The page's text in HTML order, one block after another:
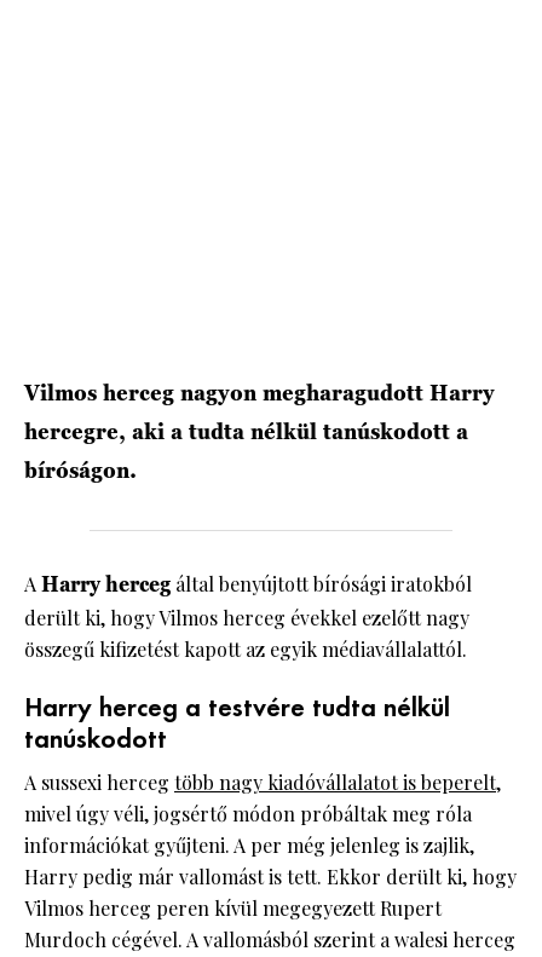
Vilmos herceg nagyon megharagudott Harry
hercegre, aki a tudta nélkül tanúskodott a
bíróságon.
AHarry herceg által benyújtott bírósági iratokból
derült ki, hogy Vilmos herceg évekkel ezelőtt nagy
összegű kifizetést kapott az egyik médiavállalattól.
Harry herceg a testvére tudta nélkül
tanúskodott
A sussexi herceg több nagy kiadóvállalatot is beperelt,
mivel úgy véli, jogsértő módon próbáltak meg róla
információkat gyűjteni. A per még jelenleg is zajlik,
Harry pedig már vallomást is tett. Ekkor derült ki, hogy
Vilmos herceg peren kívül megegyezett Rupert
Murdoch cégével. A vallomásból szerint a walesi herceg